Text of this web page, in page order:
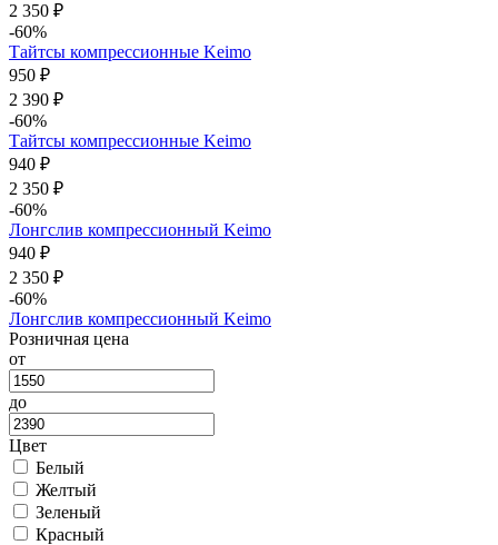
2 350 ₽
-60%
Тайтсы компрессионные Keimo
950 ₽
2 390 ₽
-60%
Тайтсы компрессионные Keimo
940 ₽
2 350 ₽
-60%
Лонгслив компрессионный Keimo
940 ₽
2 350 ₽
-60%
Лонгслив компрессионный Keimo
Розничная цена
от
до
Цвет
Белый
Желтый
Зеленый
Красный